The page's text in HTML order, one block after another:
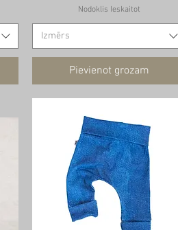
Nodoklis Ieskaitot
Izmērs
Pievienot grozam